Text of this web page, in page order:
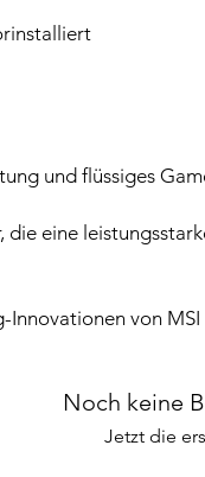
und flüssiges
eine
Innovationen von
Noch keine
Jetzt die